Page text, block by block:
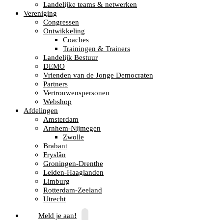
Landelijke teams & netwerken
Vereniging
Congressen
Ontwikkeling
Coaches
Trainingen & Trainers
Landelijk Bestuur
DEMO
Vrienden van de Jonge Democraten
Partners
Vertrouwenspersonen
Webshop
Afdelingen
Amsterdam
Arnhem-Nijmegen
Zwolle
Brabant
Fryslân
Groningen-Drenthe
Leiden-Haaglanden
Limburg
Rotterdam-Zeeland
Utrecht
Meld je aan!